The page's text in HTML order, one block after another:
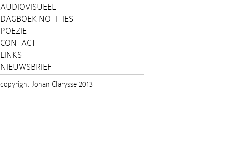
AUDIOVISUEEL
DAGBOEK NOTITIES
POËZIE
CONTACT
LINKS
NIEUWSBRIEF
copyright Johan Clarysse 2013